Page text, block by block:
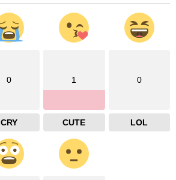
0
CRY
1
CUTE
0
LOL